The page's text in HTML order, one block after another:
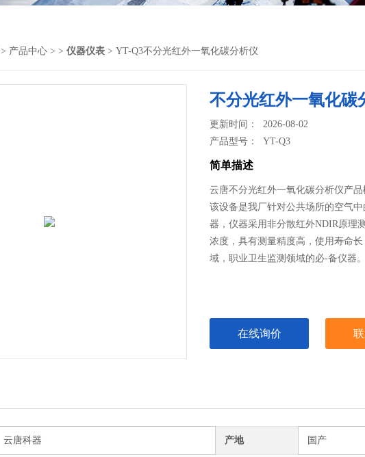
> 产品中心 > > 仪器仪表 > YT-Q3不分光红外一氧化碳分析仪
不分光红外一氧化碳
更新时间： 2026-08-02
产品型号：YT-Q3
简单描述
云唐不分光红外一氧化碳分析仪产品
该设备是我厂针对公共场所的空气
器，仪器采用非分散红外NDIR原理
浓度，具有测量精度高，使用寿命
域，职业卫生监测领域的必-备仪器。
在线询价
云唐科器 产地 国产